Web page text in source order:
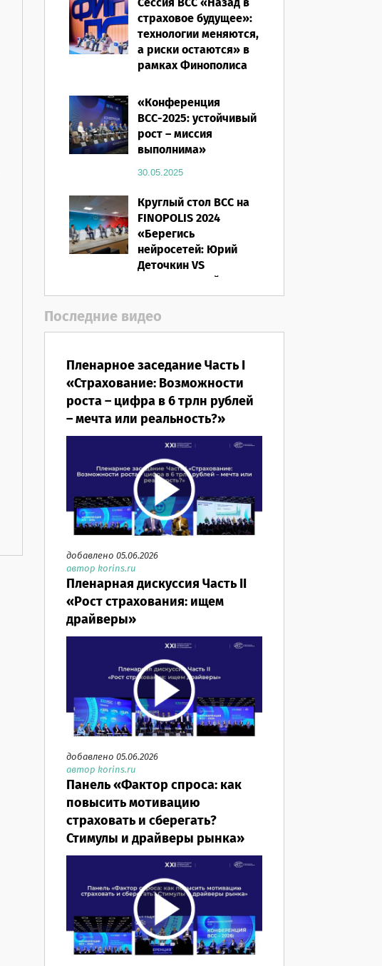
16.03.2026
страховое будущее»:
технологии меняются,
а риски остаются» в
рамках Финополиса
16.03.2026
«Конференция
ВСС-2025: устойчивый
рост – миссия
выполнима»
30.05.2025
Круглый стол ВСС на
FINOPOLIS 2024
«Берегись
нейросетей: Юрий
Деточкин VS
искусственный
интеллект»
12.11.2024
Последние видео
Пленарное заседание Часть I
«Страхование: Возможности
роста – цифра в 6 трлн рублей
– мечта или реальность?»
добавлено 05.06.2026
автор korins.ru
Пленарная дискуссия Часть II
«Рост страхования: ищем
драйверы»
добавлено 05.06.2026
автор korins.ru
Панель «Фактор спроса: как
повысить мотивацию
страховать и сберегать?
Стимулы и драйверы рынка»